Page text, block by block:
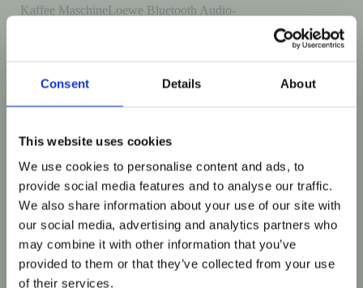
Consent Details About
This website uses cookies
We use cookies to personalise content and ads, to
provide social media features and to analyse our traffic.
We also share information about your use of our site with
our social media, advertising and analytics partners who
may combine it with other information that you’ve
provided to them or that they’ve collected from your use
of their services.
Kaffee MaschineLoewe Bluetooth Audio-
LautsprecherKostenfreies High-Speed WLANKEIN
RaumklimaVerstärkte Schall-Dämmung in Wänden, Decken &
Weiterlesen »
Lois
Lois